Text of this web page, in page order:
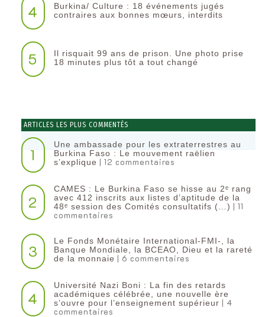
4
Burkina/ Culture : 18 événements jugés
contraires aux bonnes mœurs, interdits
5
Il risquait 99 ans de prison. Une photo prise
18 minutes plus tôt a tout changé
ARTICLES LES PLUS COMMENTÉS
1
Une ambassade pour les extraterrestres au
Burkina Faso : Le mouvement raëlien
s’explique | 12 commentaires
2
CAMES : Le Burkina Faso se hisse au 2ᵉ rang
avec 412 inscrits aux listes d’aptitude de la
48ᵉ session des Comités consultatifs (…) | 11
commentaires
3
Le Fonds Monétaire International-FMI-, la
Banque Mondiale, la BCEAO, Dieu et la rareté
de la monnaie | 6 commentaires
4
Université Nazi Boni : La fin des retards
académiques célébrée, une nouvelle ère
s’ouvre pour l’enseignement supérieur | 4
commentaires